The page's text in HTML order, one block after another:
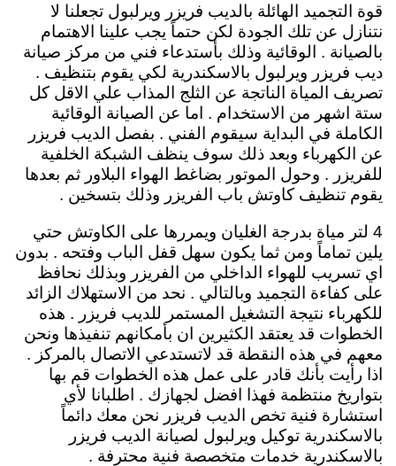
قوة التجميد الهائلة بالديب فريزر ويرلبول تجعلنا لا
نتنازل عن تلك الجودة لكن حتماً يجب علينا الاهتمام
بالصيانة . الوقائية وذلك بأستدعاء فني من مركز صيانة
ديب فريزر ويرلبول بالاسكندرية لكي يقوم بتنظيف .
تصريف المياة الناتجة عن الثلج المذاب علي الاقل كل
ستة اشهر من الاستخدام . اما عن الصيانة الوقائية
الكاملة في البداية سيقوم الفني . بفصل الديب فريزر
عن الكهرباء وبعد ذلك سوف ينظف الشبكة الخلفية
للفريزر . وحول الموتور بضاغط الهواء البلاور ثم بعدها
يقوم تنظيف كاوتش باب الفريزر وذلك بتسخين .
4 لتر مياة بدرجة الغليان ويمررها على الكاوتش حتي
يلين تماماً ومن ثما يكون سهل قفل الباب وفتحه . بدون
اي تسريب للهواء الداخلي من الفريزر وبذلك نحافظ
على كفاءة التجميد وبالتالي . نحد من الاستهلاك الزائد
للكهرباء نتيجة التشغيل المستمر للديب فريزر . هذه
الخطوات قد يعتقد الكثيرين ان بأمكانهم تنفيذها ونحن
معهم في هذه النقطة قد لاتستدعي الاتصال بالمركز .
اذا رأيت بأنك قادر على عمل هذه الخطوات قم بها
بتواريخ منتظمة فهذا افضل لجهازك . اطلبانا لأي
استشارة فنية تخص الديب فريزر نحن معك دائماً
بالاسكندرية توكيل ويرلبول لصيانة الديب فريزر
بالاسكندرية خدمات متخصصة فنية محترفة .